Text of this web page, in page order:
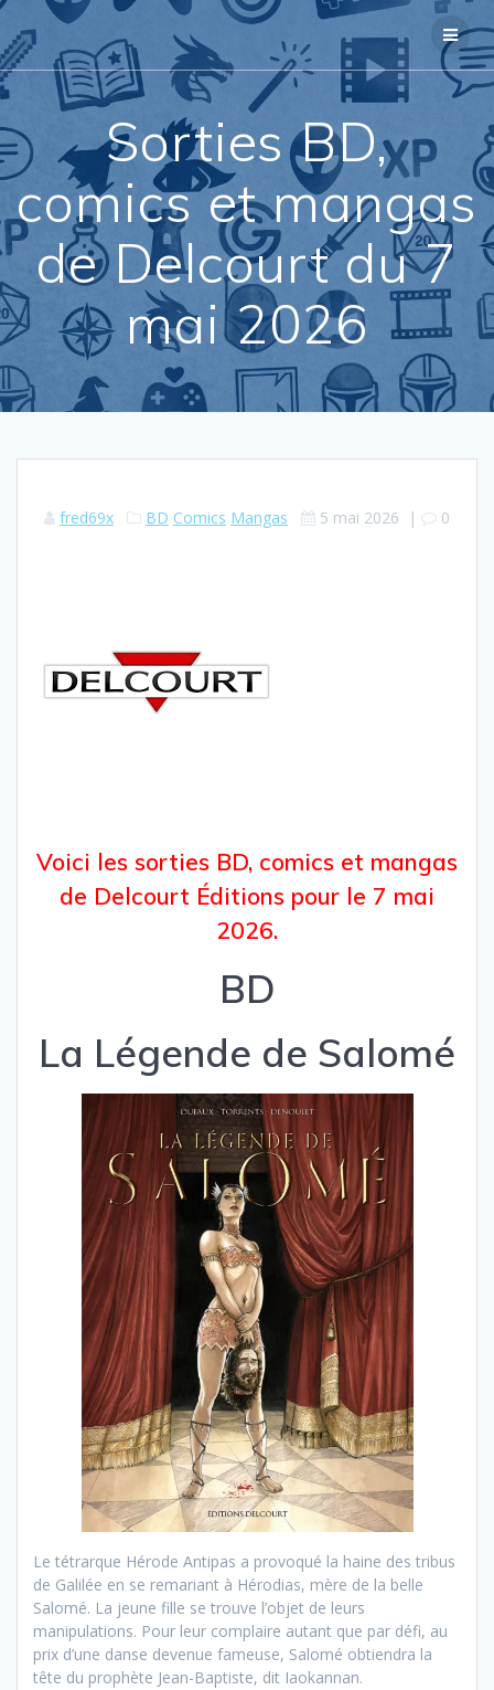
Passer
contenu
Sorties BD,
comics et mangas
de Delcourt du 7
mai 2026
fred69x BD Comics Mangas 5 mai 2026 | 0
Voici les sorties BD, comics et mangas
de Delcourt Éditions pour le 7 mai
2026.
BD
La Légende de Salomé
Le tétrarque Hérode Antipas a provoqué la haine des tribus
de Galilée en se remariant à Hérodias, mère de la belle
Salomé. La jeune fille se trouve l’objet de leurs
manipulations. Pour leur complaire autant que par défi, au
prix d’une danse devenue fameuse, Salomé obtiendra la
tête du prophète Jean-Baptiste, dit Iaokannan.